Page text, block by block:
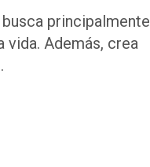
principalmente
vida. Además, crea